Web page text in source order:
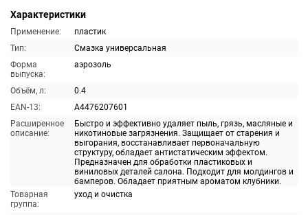
Характеристики
Применение:
пластик
Тип:
Смазка универсальная
Форма
выпуска:
аэрозоль
Объём, л:
0.4
EAN-13:
A4476207601
Расширенное
описание:
Быстро и эффективно удаляет пыль, грязь, масляные и
никотиновые загрязнения. Защищает от старения и
выгорания, восстанавливает первоначальную
структуру, обладает антистатическим эффектом.
Предназначен для обработки пластиковых и
виниловых деталей салона. Подходит для молдингов и
бамперов. Обладает приятным ароматом клубники.
Товарная
группа:
уход и очистка